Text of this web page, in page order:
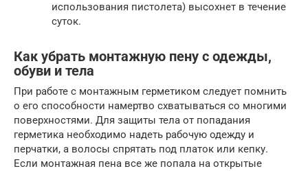
использования пистолета) высохнет в течение
суток.
Как убрать монтажную пену с одежды,
обуви и тела
При работе с монтажным герметиком следует помнить
о его способности намертво схватываться со многими
поверхностями. Для защиты тела от попадания
герметика необходимо надеть рабочую одежду и
перчатки, а волосы спрятать под платок или кепку.
Если монтажная пена все же попала на открытые